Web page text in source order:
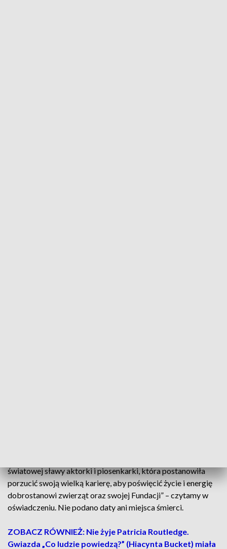
światowej sławy aktorki i piosenkarki, która postanowiła
porzucić swoją wielką karierę, aby poświęcić życie i energię
dobrostanowi zwierząt oraz swojej Fundacji” – czytamy w
oświadczeniu. Nie podano daty ani miejsca śmierci.
ZOBACZ RÓWNIEŻ: Nie żyje Patricia Routledge.
Gwiazda „Co ludzie powiedzą?” (Hiacynta Bucket) miała